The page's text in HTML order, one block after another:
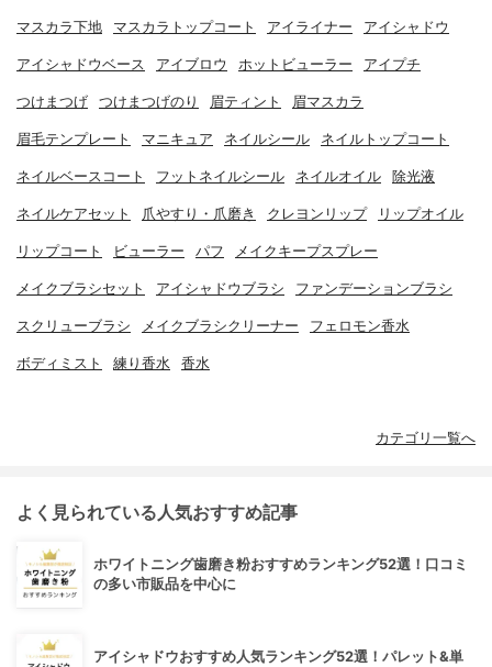
マスカラ下地 マスカラトップコート アイライナー アイシャドウ
アイシャドウベース アイブロウ ホットビューラー アイプチ
つけまつげ つけまつげのり 眉ティント 眉マスカラ
眉毛テンプレート マニキュア ネイルシール ネイルトップコート
ネイルベースコート フットネイルシール ネイルオイル 除光液
ネイルケアセット 爪やすり・爪磨き クレヨンリップ リップオイル
リップコート ビューラー パフ メイクキープスプレー
メイクブラシセット アイシャドウブラシ ファンデーションブラシ
スクリューブラシ メイクブラシクリーナー フェロモン香水
ボディミスト 練り香水 香水
カテゴリ一覧へ
よく見られている人気おすすめ記事
ホワイトニング歯磨き粉おすすめランキング52選！口コミ
の多い市販品を中心に
アイシャドウおすすめ人気ランキング52選！パレット&単